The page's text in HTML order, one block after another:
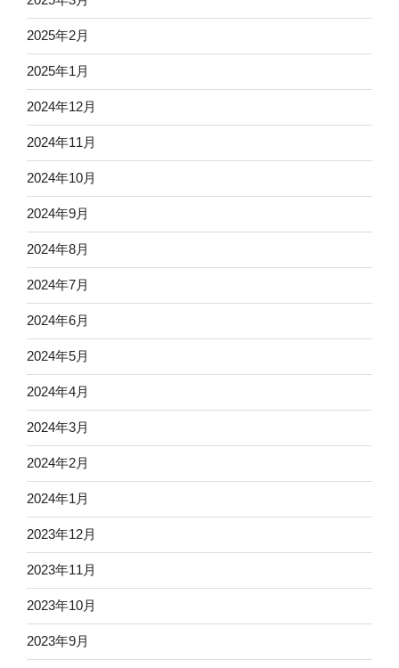
2025年2月
2025年1月
2024年12月
2024年11月
2024年10月
2024年9月
2024年8月
2024年7月
2024年6月
2024年5月
2024年4月
2024年3月
2024年2月
2024年1月
2023年12月
2023年11月
2023年10月
2023年9月